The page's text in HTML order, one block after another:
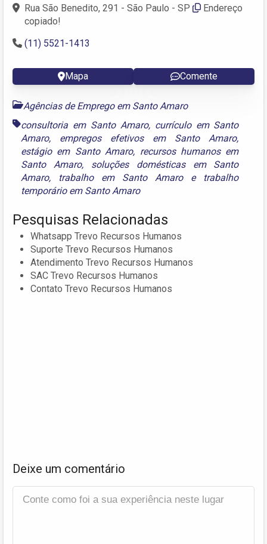
Rua São Benedito, 291 - São Paulo - SP
Endereço
copiado!
(11) 5521-1413
Mapa Comente
Agências de Emprego em Santo Amaro
consultoria em Santo Amaro, currículo em Santo
Amaro, empregos efetivos em Santo Amaro,
estágio em Santo Amaro, recursos humanos em
Santo Amaro, soluções domésticas em Santo
Amaro, trabalho em Santo Amaroe trabalho
temporário em Santo Amaro
Pesquisas Relacionadas
Whatsapp Trevo Recursos Humanos
Suporte Trevo Recursos Humanos
Atendimento Trevo Recursos Humanos
SAC Trevo Recursos Humanos
Contato Trevo Recursos Humanos
Deixe um comentário